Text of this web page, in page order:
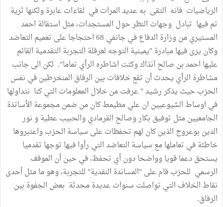
الرياضيات فانه التقى به عديد المرات في لقاءات عابرة ولكنها ثرية
تم فيها تبادل وجهات النظر حول المستجدات، مثل استقالة احمد
المستيري من وزارة الدفاع في جانفي 68 احتجاجا على تعميم التعاضد
وكان يرى فيها مبادرة "يمينية التوجه لعرقلة التجربة التقدمية القائم
عليها احمد بن صالح آنذاك وكنت اشاطره الرأي تماما". لكن الى جانب
مشاطرة الرأي يحدث أن تقع خلافات بين الرفاق المنخرطين في نفس
الحزب حيث يذكر رشيد " عرفت من خلال المعلومات التي كنا نتداولها
في اوساط الشيوعيين ان علي مطيمط كان من ضمن مجموعة الأساتذة
الجامعيين مثل توفيق بكار وصالح القرمادي والحبيب عطية و نور
الدين بوعروج الذين كان لهم تحفظات على سياسة الحزب واعتبروها
خاطئة في تعاملها مع سياسة التعاضد التي رأوا فيها توجها تقدميا
يستحق دعما قويا وواضحا دون أي تحفظ، في حين أن الموقف
الرسمي للحزب قام على "المساندة النقدية" للتجربة، وهو ما مثل أحدى
نقاط الخلاف التي تواصلت سنوات عديدة محدثة بعض الجفوة بين
الرفاق.